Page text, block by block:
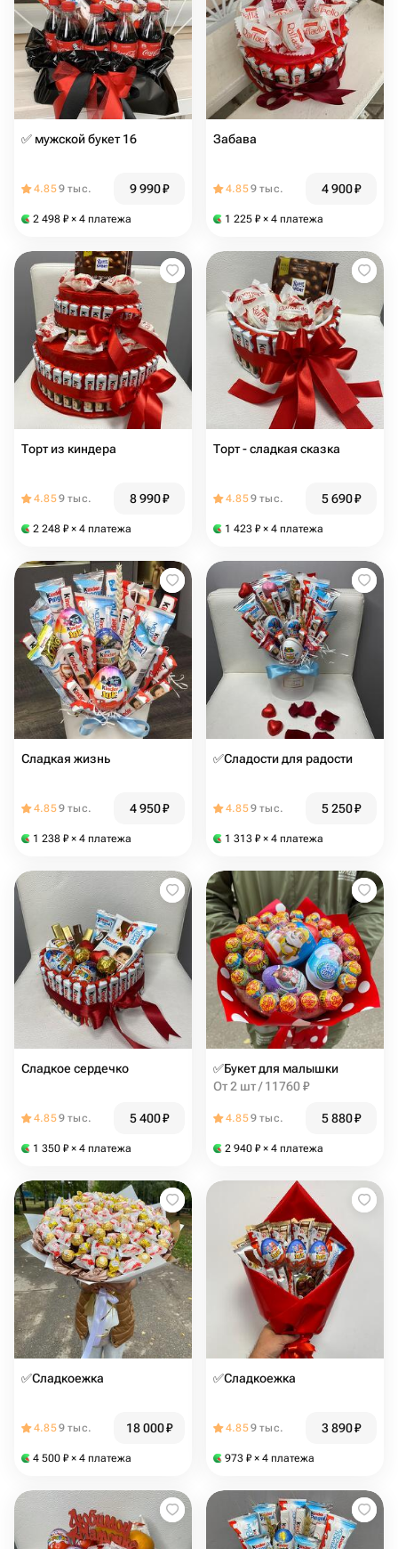
✅ мужской букет 16
4.859 тыс. 9 990₽
2 498 ₽ × 4 платежа
Забава
4.859 тыс. 4 900₽
1 225 ₽ × 4 платежа
Торт из киндера
4.859 тыс. 8 990₽
2 248 ₽ × 4 платежа
Торт - сладкая сказка
4.859 тыс. 5 690₽
1 423 ₽ × 4 платежа
Сладкая жизнь
4.859 тыс. 4 950₽
1 238 ₽ × 4 платежа
✅Сладости для радости
4.859 тыс. 5 250₽
1 313 ₽ × 4 платежа
Сладкое сердечко
4.859 тыс. 5 400₽
1 350 ₽ × 4 платежа
✅Букет для малышки
От 2 шт / 11760 ₽
4.859 тыс. 5 880₽
2 940 ₽ × 4 платежа
✅Сладкоежка
4.859 тыс. 18 000₽
4 500 ₽ × 4 платежа
✅Сладкоежка
4.859 тыс. 3 890₽
973 ₽ × 4 платежа